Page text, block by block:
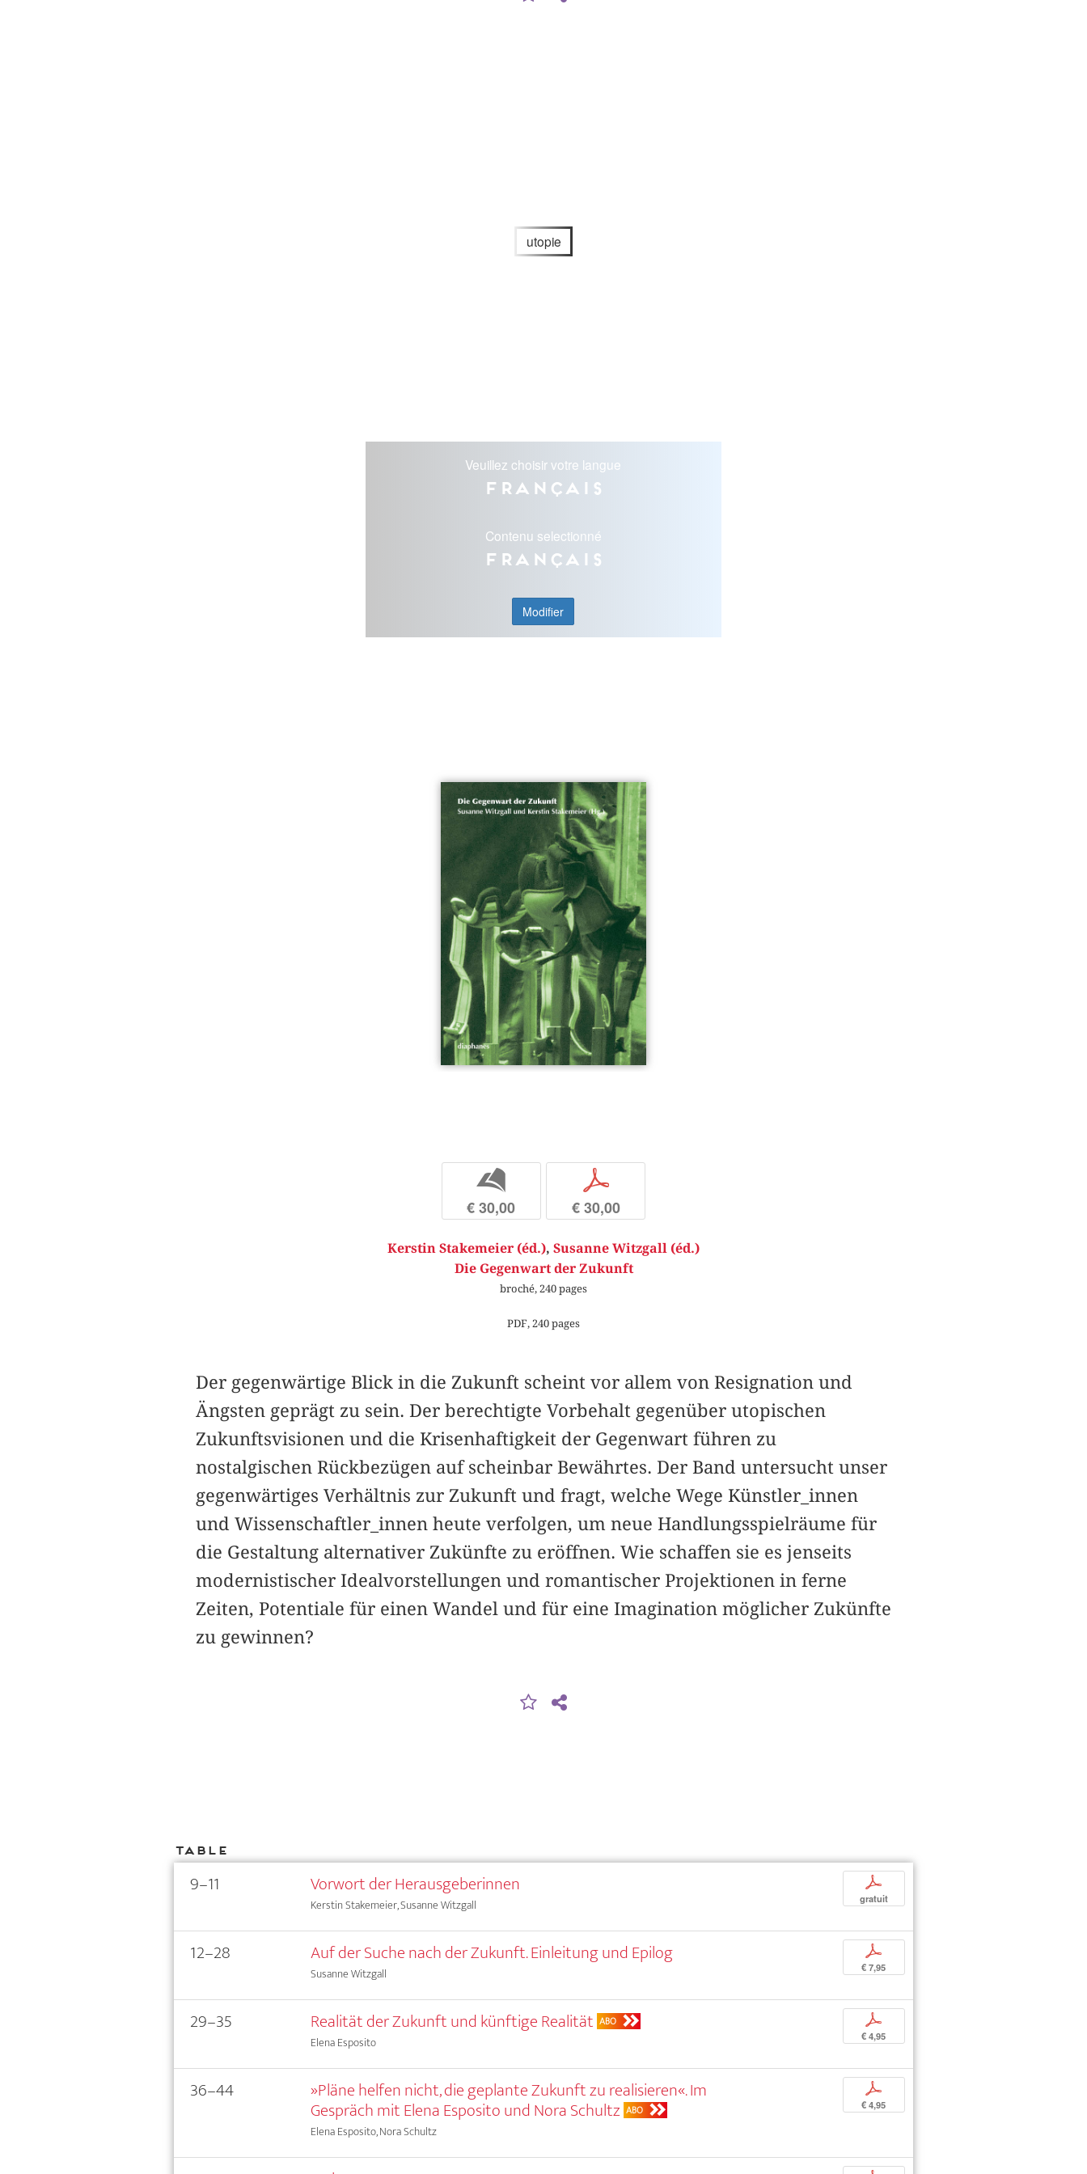
utopie
Veuillez choisir votre langue
Français
Contenu selectionné
Français
Modifier
b
€ 30,00
p
€ 30,00
Kerstin Stakemeier (éd.), Susanne Witzgall (éd.)
Die Gegenwart der Zukunft
broché, 240 pages
PDF, 240 pages
Der gegenwärtige Blick in die Zukunft scheint vor allem von Resignation und
Ängsten geprägt zu sein. Der berechtigte Vorbehalt gegenüber utopischen
Zukunftsvisionen und die Krisenhaftigkeit der Gegenwart führen zu
nostalgischen Rückbezügen auf scheinbar Bewährtes. Der Band untersucht unser
gegenwärtiges Verhältnis zur Zukunft und fragt, welche Wege Künstler_innen
und Wissenschaftler_innen heute verfolgen, um neue Handlungsspielräume für
die Gestaltung alternativer Zukünfte zu eröffnen. Wie schaffen sie es jenseits
modernistischer Idealvorstellungen und romantischer Projektionen in ferne
Zeiten, Potentiale für einen Wandel und für eine Imagination möglicher Zukünfte
zu gewinnen?
Table
9–11 Vorwort der Herausgeberinnen
Kerstin Stakemeier, Susanne Witzgall
p
gratuit
12–28 Auf der Suche nach der Zukunft. Einleitung und Epilog
Susanne Witzgall
p
€ 7,95
29–35 Realität der Zukunft und künftige Realität ABO
Elena Esposito
p
€ 4,95
36–44 »Pläne helfen nicht, die geplante Zukunft zu realisieren«. Im
Gespräch mit Elena Esposito und Nora Schultz ABO
Elena Esposito, Nora Schultz
p
€ 4,95